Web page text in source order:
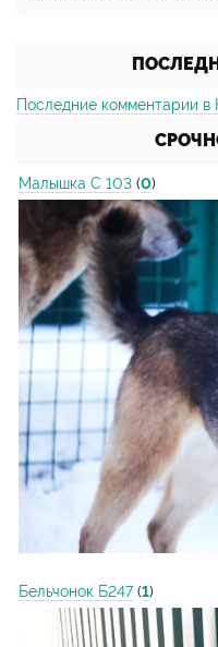
Последние комментарии в
Малышка С 103 (0)
Бельчонок Б247 (1)